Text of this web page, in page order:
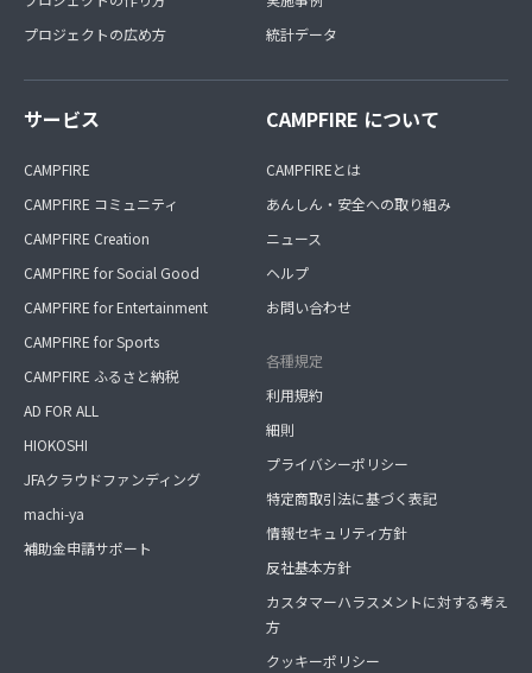
プロジェクトの広め方
統計データ
サービス
CAMPFIRE
CAMPFIRE コミュニティ
CAMPFIRE Creation
CAMPFIRE for Social Good
CAMPFIRE for Entertainment
CAMPFIRE for Sports
CAMPFIRE ふるさと納税
AD FOR ALL
HIOKOSHI
JFAクラウドファンディング
machi-ya
補助金申請サポート
CAMPFIRE について
CAMPFIREとは
あんしん・安全への取り組み
ニュース
ヘルプ
お問い合わせ
各種規定
利用規約
細則
プライバシーポリシー
特定商取引法に基づく表記
情報セキュリティ方針
反社基本方針
カスタマーハラスメントに対する考え
方
クッキーポリシー